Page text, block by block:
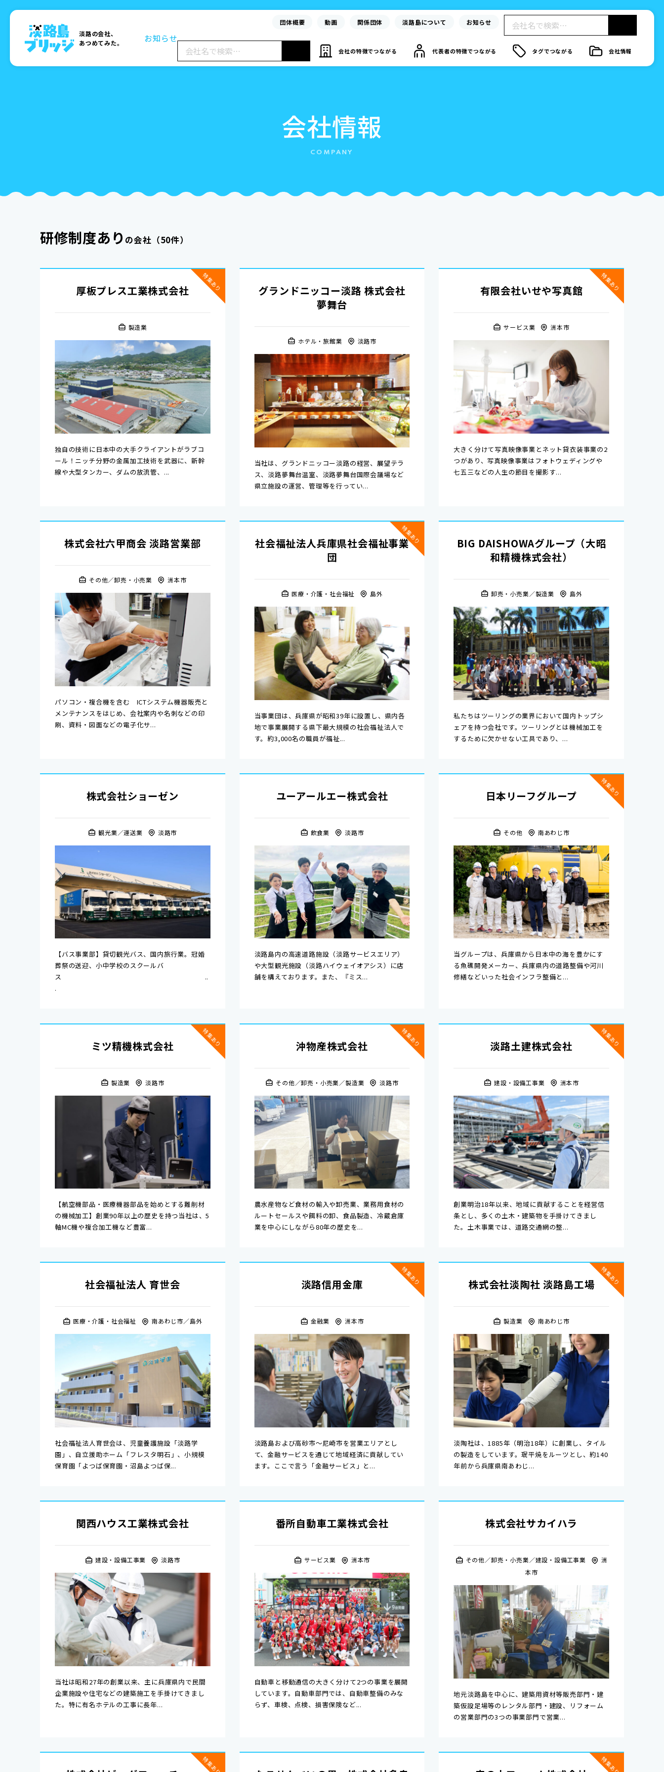
淡路の会社、
あつめてみた。
お知らせ
索:
会社の特徴でつながる 代表者の特徴でつながる タグでつながる 会社情報
団体概要 動画 関係団体 淡路島について お知らせ
会社情報
研修制度あり の会社 （50件）
厚板プレス工業株式会社
製造業
独自の技術に日本中の大手クライアントがラブコ
ール！ニッチ分野の金属加工技術を武器に、新幹
線や大型タンカー、ダムの放流管、...
特集あり
グランドニッコー淡路 株式会社
夢舞台
ホテル・旅館業 淡路市
当社は、グランドニッコー淡路の経営、展望テラ
ス、淡路夢舞台温室、淡路夢舞台国際会議場など
県立施設の運営、管理等を行ってい...
有限会社いせや写真館
サービス業 洲本市
大きく分けて写真映像事業とネット貸衣装事業の2
つがあり、写真映像事業はフォトウェディングや
七五三などの人生の節目を撮影す...
特集あり
株式会社六甲商会 淡路営業部
その他 卸売・小売業 洲本市
パソコン・複合機を含む ICTシステム機器販売と
メンテナンスをはじめ、会社案内や名刺などの印
刷、資料・図面などの電子化サ...
社会福祉法人兵庫県社会福祉事業
団
医療・介護・社会福祉 島外
当事業団は、兵庫県が昭和39年に設置し、県内各
地で事業展開する県下最大規模の社会福祉法人で
す。約3,000名の職員が福祉...
特集あり
BIG DAISHOWAグループ（大昭
和精機株式会社）
卸売・小売業 製造業 島外
私たちはツーリングの業界において国内トップシ
ェアを持つ会社です。ツーリングとは機械加工を
するために欠かせない工具であり、...
株式会社ショーゼン
観光業 運送業 淡路市
【バス事業部】貸切観光バス、国内旅行業。冠婚
葬祭の送迎、小中学校のスクールバ
ス ..
.
ユーアールエー株式会社
飲食業 淡路市
淡路島内の高速道路施設（淡路サービスエリア）
や大型観光施設（淡路ハイウェイオアシス）に店
舗を構えております。また、『ミス...
日本リーフグループ
その他 南あわじ市
当グループは、兵庫県から日本中の海を豊かにす
る魚礁開発メーカー、兵庫県内の道路整備や河川
修繕などいった社会インフラ整備と...
特集あり
ミツ精機株式会社
製造業 淡路市
【航空機部品・医療機器部品を始めとする難削材
の機械加工】創業90年以上の歴史を持つ当社は、5
軸MC機や複合加工機など豊富...
特集あり 沖物産株式会社
その他 卸売・小売業 製造業 淡路市
農水産物など食材の輸入や卸売業、業務用食材の
ルートセールスや餌料の卸、食品製造、冷蔵倉庫
業を中心にしながら80年の歴史を...
特集あり 淡路土建株式会社
建設・設備工事業 洲本市
創業明治18年以来、地域に貢献することを経営信
条とし、多くの土木・建築物を手掛けてきまし
た。土木事業では、道路交通網の整...
特集あり
社会福祉法人 育世会
医療・介護・社会福祉 南あわじ市 島外
社会福祉法人育世会は、児童養護施設「淡路学
園」、自立援助ホーム「フレスタ明石」、小規模
保育園「よつば保育園・沼島よつば保...
淡路信用金庫
金融業 洲本市
淡路島および高砂市～尼崎市を営業エリアとし
て、金融サービスを通じて地域経済に貢献してい
ます。ここで言う「金融サービス」と...
特集あり 株式会社淡陶社 淡路島工場
製造業 南あわじ市
淡陶社は、1885年（明治18年）に創業し、タイル
の製造をしています。珉平焼をルーツとし、約140
年前から兵庫県南あわじ...
特集あり
関西ハウス工業株式会社
建設・設備工事業 淡路市
当社は昭和27年の創業以来、主に兵庫県内で民間
企業施設や住宅などの建築施工を手掛けてきまし
た。特に有名ホテルの工事に長年...
番所自動車工業株式会社
サービス業 洲本市
自動車と移動通信の大きく分けて2つの事業を展開
しています。自動車部門では、自動車整備のみな
らず、車検、点検、損害保険など...
株式会社サカイハラ
その他 卸売・小売業 建設・設備工事業
洲
本市
地元淡路島を中心に、建築用資材等販売部門・建
築仮設足場等のレンタル部門・建設、リフォーム
の営業部門の3つの事業部門で営業...
特集あり 特集あり